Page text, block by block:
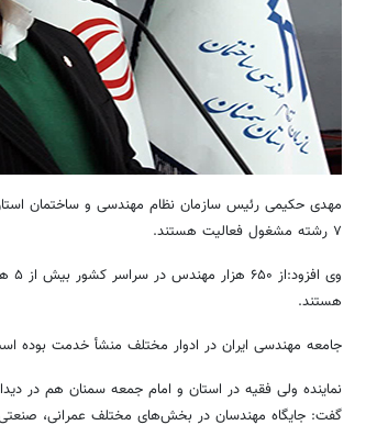
مهدی حکیمی رئیس سازمان نظام مهندسی و ساختمان
۷ رشته مشغول فعالیت هستند.
هستند.
جامعه مهندسی ایران در ادوار مختلف منشأ خدمت بوده
نماینده ولی فقیه در استان و امام جمعه سمنان هم در
گفت: جایگاه مهندسان در بخش‌های مختلف عمرانی،